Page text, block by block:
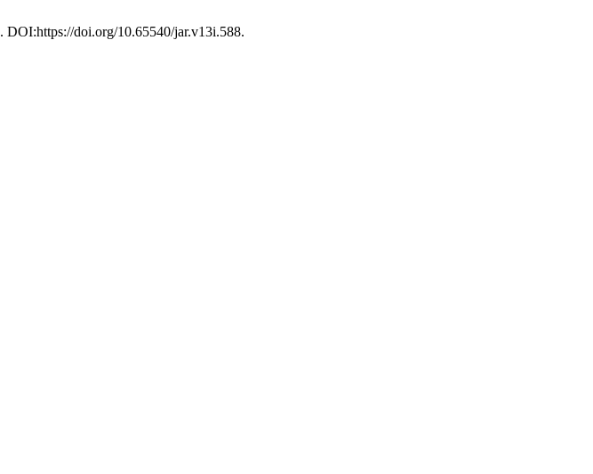
. 13, (2019), 766–777. DOI:https://doi.org/10.65540/jar.v13i.588.